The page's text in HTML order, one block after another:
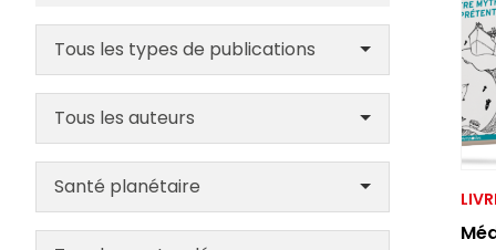
Tous les types de publications
Tous les auteurs
Santé planétaire
S'ABONNER
Ne manquez
Votre adresse